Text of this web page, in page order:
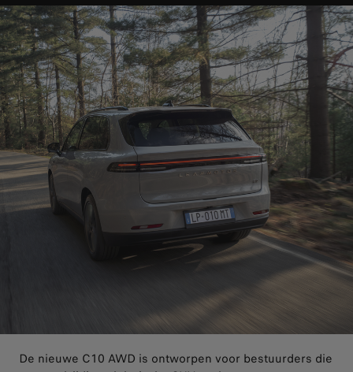
De nieuwe C10 AWD is ontworpen voor bestuurders die